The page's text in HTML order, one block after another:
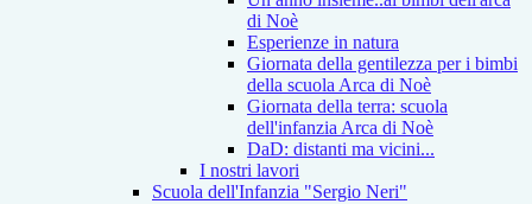
di Noè
Esperienze in natura
Giornata della gentilezza per i bimbi
della scuola Arca di Noè
Giornata della terra: scuola
dell'infanzia Arca di Noè
DaD: distanti ma vicini...
I nostri lavori
Scuola dell'Infanzia "Sergio Neri"